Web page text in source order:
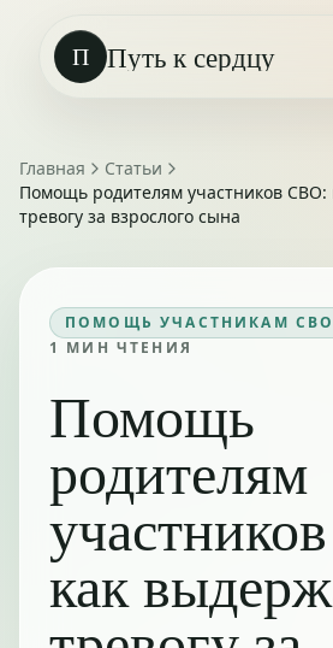
П Путь к сердцу
Главная
Статьи
Помощь родителям участников СВО:
тревогу за взрослого сына
ПОМОЩЬ УЧАСТНИКАМ СВО
1 МИН ЧТЕНИЯ
Помощь
родителям
как